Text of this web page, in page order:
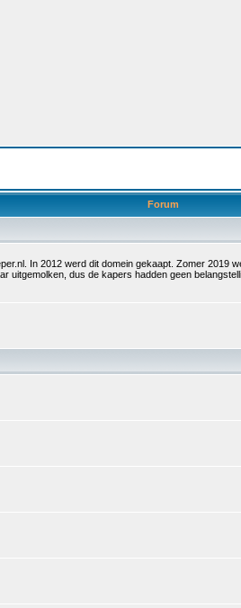
Forum
In 2012 werd dit domein gekaapt. Zomer 2019
uitgemolken, dus de kapers hadden geen